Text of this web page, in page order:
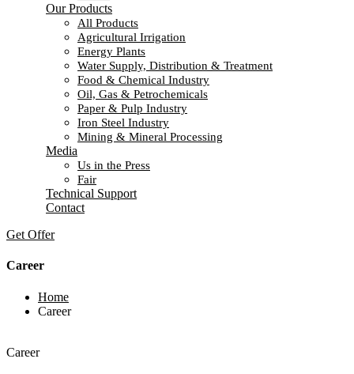
Our Products
All Products
Agricultural Irrigation
Energy Plants
Water Supply, Distribution & Treatment
Food & Chemical Industry
Oil, Gas & Petrochemicals
Paper & Pulp Industry
Iron Steel Industry
Mining & Mineral Processing
Media
Us in the Press
Fair
Technical Support
Contact
Get Offer
Career
Home
Career
Career